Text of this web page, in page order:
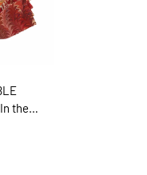
the